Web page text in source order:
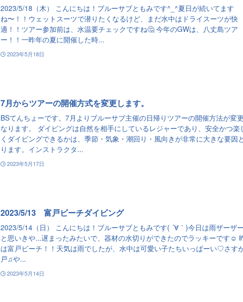
2023/5/18（木） こんにちは！ブルーサブともみです^_^夏日が続いてます
ね〜！！ウェットスーツで潜りたくなるけど、まだ水中はドライスーツが快
適！！ツアー参加前は、水温要チェックですね🤔 今年のGWは、八丈島ツア
ー！！一昨年の夏に開催した時...
2023年5月18日
7月からツアーの開催方式を変更します。
BSてんちょーです。7月よりブルーサブ主催の日帰りツアーの開催方法が変
なります。 ダイビングは自然を相手にしているレジャーであり、安全かつ楽
くダイビングできるかは、季節・気象・潮回り・風向きが非常に大きな要因
ります。インストラクタ...
2023年5月17日
2023/5/13 富戸ビーチダイビング
2023/5/14（日） こんにちは！ブルーサブともみです( ´∀｀)今日は雨ザーザ
と思いきや...遅まったみたいで、器材の水切りができたのでラッキーです☺️
は富戸ビーチ！！天気は雨でしたが、水中は可愛い子たちいっぱーい♡さす
戸♫や...
2023年5月14日